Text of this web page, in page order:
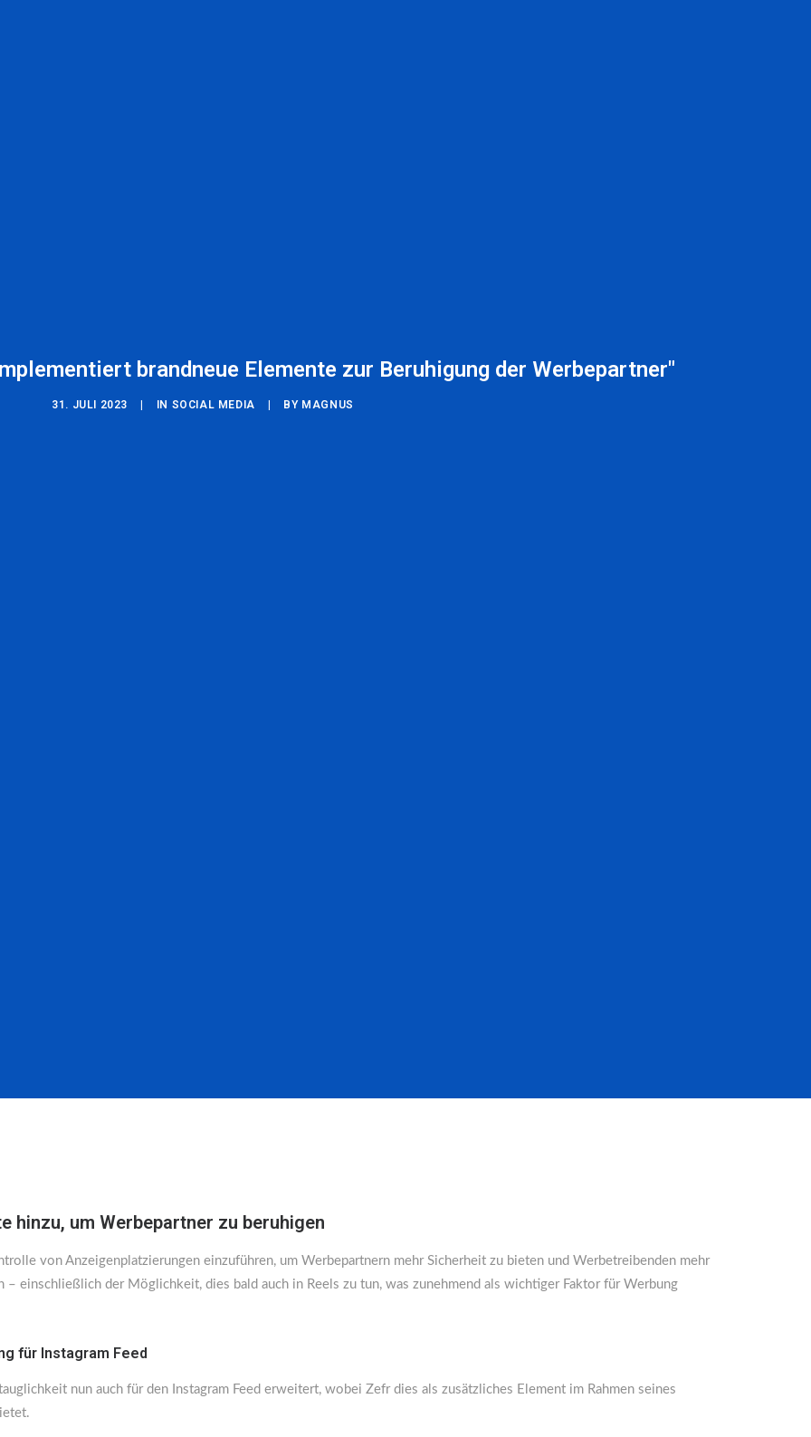
brandneue Elemente zur Beruhigung der Werbepartner"
31. JULI 2023 IN SOCIAL MEDIA BY MAGNUS
hinzu, um Werbepartner zu beruhigen
von Anzeigenplatzierungen einzuführen, um Werbepartnern mehr Sicherheit zu bieten und Werbetreibenden mehr
einschließlich der Möglichkeit, dies bald auch in Reels zu tun, was zunehmend als wichtiger Faktor für Werbung
für Instagram Feed
nun auch für den Instagram Feed erweitert, wobei Zefr dies als zusätzliches Element im Rahmen seines